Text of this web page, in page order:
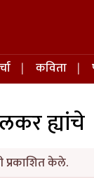
कविता
ह्यांचे
प्रकाशित केले.